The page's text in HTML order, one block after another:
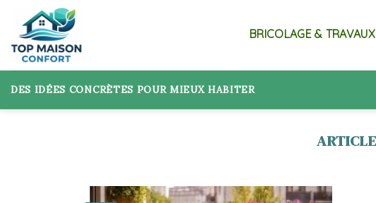
content
BRICOLAGE & TRAVAUX
DES IDÉES CONCRÈTES POUR MIEUX HABITER